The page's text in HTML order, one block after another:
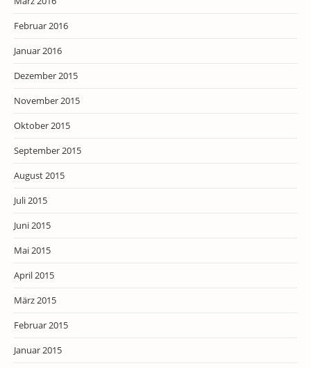
Februar 2016
Januar 2016
Dezember 2015
November 2015
Oktober 2015
September 2015
August 2015
Juli 2015
Juni 2015
Mai 2015
April 2015
März 2015
Februar 2015
Januar 2015